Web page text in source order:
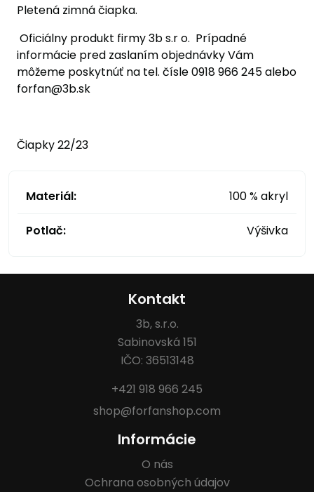
Pletená zimná čiapka.
Oficiálny produkt firmy 3b s.r o. Prípadné
informácie pred zaslaním objednávky Vám
môžeme poskytnúť na tel. čísle 0918 966 245 alebo
forfan@3b.sk
Čiapky 22/23
Materiál: 100 % akryl
Potlač: Výšivka
Kontakt
3b, s.r.o.
Sabinovská 151
IČO: 36513148
+421 918 966 245
shop@forfanshop.com
Informácie
O nás
Ochrana osobných údajov